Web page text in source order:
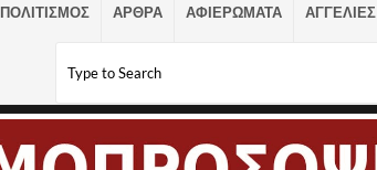
ΠΟΛΙΤΙΣΜΟΣ ΑΡΘΡΑ ΑΦΙΕΡΩΜΑΤΑ ΑΓΓΕΛΙΕΣ